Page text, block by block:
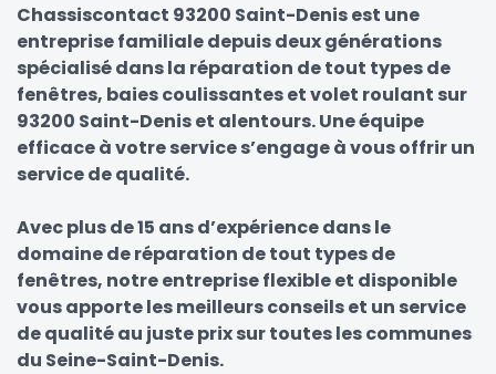
Chassiscontact 93200 Saint-Denis est une
entreprise familiale depuis deux générations
spécialisé dans la réparation de tout types de
fenêtres, baies coulissantes et volet roulant sur
93200 Saint-Denis et alentours. Une équipe
efficace à votre service s’engage à vous offrir un
service de qualité.
Avec plus de 15 ans d’expérience dans le
domaine de réparation de tout types de
fenêtres, notre entreprise flexible et disponible
vous apporte les meilleurs conseils et un service
de qualité au juste prix sur toutes les communes
du Seine-Saint-Denis.